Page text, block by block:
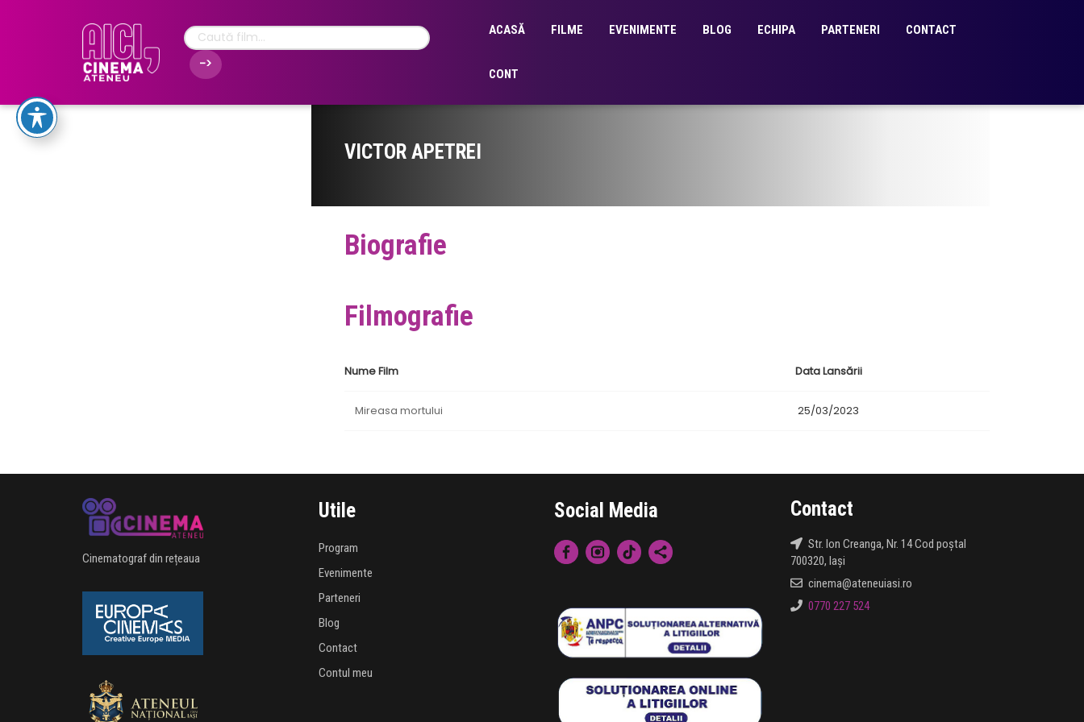
ACASĂ FILME EVENIMENTE BLOG ECHIPA PARTENERI CONTACT
CONT
VICTOR APETREI
Biografie
Filmografie
Nume Film Data Lansării
Mireasa mortului 25/03/2023
Cinematograf din rețeaua
Utile
Program
Evenimente
Parteneri
Blog
Contact
Contul meu
Social Media Contact
Str. Ion Creanga, Nr. 14 Cod poștal
700320, Iași
cinema@ateneuiasi.ro
0770 227 524